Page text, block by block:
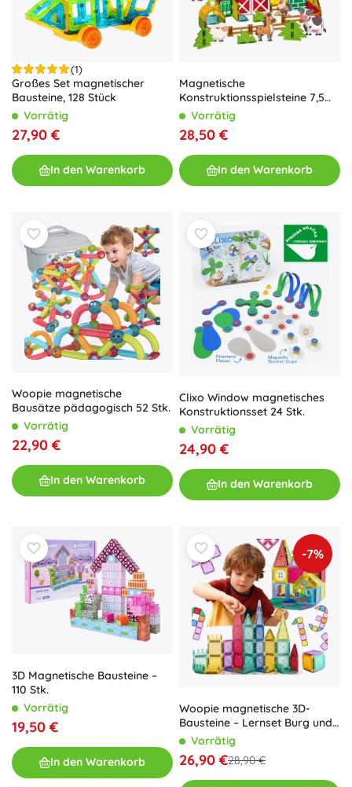
(1)
Großes Set magnetischer
Bausteine, 128 Stück
Vorrätig
27,90 €
In den Warenkorb
Magnetische
Konstruktionsspielsteine 7,5
cm Bauernhof 30 Teile Woopie
Vorrätig
28,50 €
In den Warenkorb
Woopie magnetische
Bausätze pädagogisch 52 Stk.
Vorrätig
22,90 €
In den Warenkorb
Clixo Window magnetisches
Konstruktionsset 24 Stk.
Vorrätig
24,90 €
In den Warenkorb
3D Magnetische Bausteine –
110 Stk.
Vorrätig
19,50 €
In den Warenkorb
-7%
Woopie magnetische 3D-
Bausteine – Lernset Burg und
Fahrzeuge, 110 Teile
Vorrätig
26,90 €28,90 €